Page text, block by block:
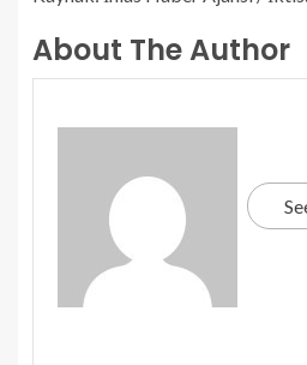
About The Author